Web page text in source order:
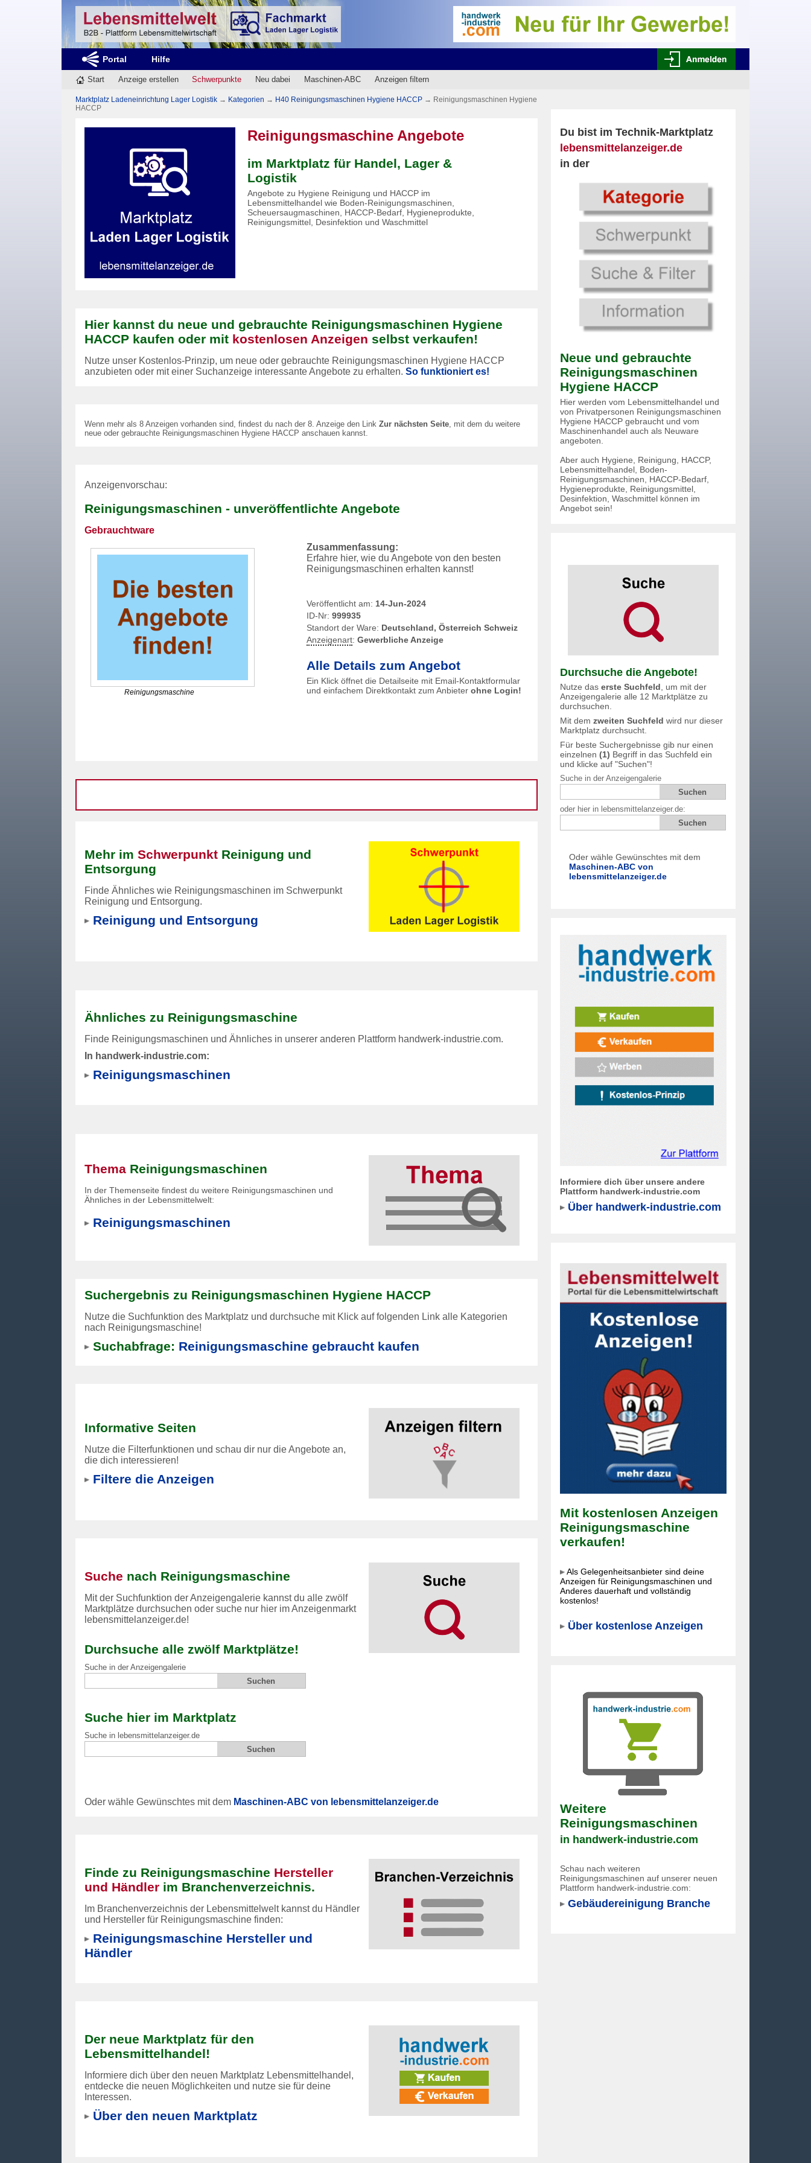
Portal Hilfe
Start Anzeige erstellen Schwerpunkte Neu dabei Maschinen-ABC Anzeigen filtern
Du bist im Technik-Marktplatz
lebensmittelanzeiger.de
in der
Neue und gebrauchte
Reinigungsmaschinen
Hygiene HACCP
Hier werden vom Lebensmittelhandel und
von Privatpersonen Reinigungsmaschinen
Hygiene HACCP gebraucht und vom
Maschinenhandel auch als Neuware
angeboten.
Aber auch Hygiene, Reinigung, HACCP,
Lebensmittelhandel, Boden-
Reinigungsmaschinen, HACCP-Bedarf,
Hygieneprodukte, Reinigungsmittel,
Desinfektion, Waschmittel können im
Angebot sein!
Durchsuche die Angebote!
Nutze das erste Suchfeld, um mit der
Anzeigengalerie alle 12 Marktplätze zu
durchsuchen.
Mit dem zweiten Suchfeld wird nur dieser
Marktplatz durchsucht.
Für beste Suchergebnisse gib nur einen
einzelnen (1) Begriff in das Suchfeld ein
und klicke auf "Suchen"!
Suche in der Anzeigengalerie
oder hier in lebensmittelanzeiger.de:
Oder wähle Gewünschtes mit dem
Maschinen-ABC von
lebensmittelanzeiger.de
Informiere dich über unsere andere
Plattform handwerk-industrie.com
Über handwerk-industrie.com
Mit kostenlosen Anzeigen
Reinigungsmaschine
verkaufen!
Als Gelegenheitsanbieter sind deine
Anzeigen für Reinigungsmaschinen und
Anderes dauerhaft und vollständig
kostenlos!
Über kostenlose Anzeigen
Weitere
Reinigungsmaschinen
in handwerk-industrie.com
Schau nach weiteren
Reinigungsmaschinen auf unserer neuen
Plattform handwerk-industrie.com:
Gebäudereinigung Branche
Marktplatz Ladeneinrichtung Lager Logistik → Kategorien → H40 Reinigungsmaschinen Hygiene HACCP → Reinigungsmaschinen Hygiene
HACCP
Reinigungsmaschine Angebote
im Marktplatz für Handel, Lager &
Logistik
Angebote zu Hygiene Reinigung und HACCP im
Lebensmittelhandel wie Boden-Reinigungsmaschinen,
Scheuersaugmaschinen, HACCP-Bedarf, Hygieneprodukte,
Reinigungsmittel, Desinfektion und Waschmittel
Hier kannst du neue und gebrauchte Reinigungsmaschinen Hygiene
HACCP kaufen oder mit kostenlosen Anzeigen selbst verkaufen!
Nutze unser Kostenlos-Prinzip, um neue oder gebrauchte Reinigungsmaschinen Hygiene HACCP
anzubieten oder mit einer Suchanzeige interessante Angebote zu erhalten. So funktioniert es!
Wenn mehr als 8 Anzeigen vorhanden sind, findest du nach der 8. Anzeige den Link Zur nächsten Seite, mit dem du weitere
neue oder gebrauchte Reinigungsmaschinen Hygiene HACCP anschauen kannst.
Anzeigenvorschau:
Reinigungsmaschinen - unveröffentlichte Angebote
Gebrauchtware
Reinigungsmaschine
Zusammenfassung:
Erfahre hier, wie du Angebote von den besten
Reinigungsmaschinen erhalten kannst!
Veröffentlicht am: 14-Jun-2024
ID-Nr: 999935
Standort der Ware: Deutschland, Österreich Schweiz
Anzeigenart: Gewerbliche Anzeige
Alle Details zum Angebot
Ein Klick öffnet die Detailseite mit Email-Kontaktformular
und einfachem Direktkontakt zum Anbieter ohne Login!
Mehr im SchwerpunktReinigung und
Entsorgung
Finde Ähnliches wie Reinigungsmaschinen im Schwerpunkt
Reinigung und Entsorgung.
Reinigung und Entsorgung
Ähnliches zu Reinigungsmaschine
Finde Reinigungsmaschinen und Ähnliches in unserer anderen Plattform handwerk-industrie.com.
In handwerk-industrie.com:
Reinigungsmaschinen
ThemaReinigungsmaschinen
In der Themenseite findest du weitere Reinigungsmaschinen und
Ähnliches in der Lebensmittelwelt:
Reinigungsmaschinen
Suchergebnis zu Reinigungsmaschinen Hygiene HACCP
Nutze die Suchfunktion des Marktplatz und durchsuche mit Klick auf folgenden Link alle Kategorien
nach Reinigungsmaschine!
Suchabfrage: Reinigungsmaschine gebraucht kaufen
Informative Seiten
Nutze die Filterfunktionen und schau dir nur die Angebote an,
die dich interessieren!
Filtere die Anzeigen
Suche nach Reinigungsmaschine
Mit der Suchfunktion der Anzeigengalerie kannst du alle zwölf
Marktplätze durchsuchen oder suche nur hier im Anzeigenmarkt
lebensmittelanzeiger.de!
Durchsuche alle zwölf Marktplätze!
Suche in der Anzeigengalerie
Suche hier im Marktplatz
Suche in lebensmittelanzeiger.de
Oder wähle Gewünschtes mit dem Maschinen-ABC von lebensmittelanzeiger.de
Finde zu Reinigungsmaschine Hersteller
und Händlerim Branchenverzeichnis.
Im Branchenverzeichnis der Lebensmittelwelt kannst du Händler
und Hersteller für Reinigungsmaschine finden:
Reinigungsmaschine Hersteller und
Händler
Der neue Marktplatz für den
Lebensmittelhandel!
Informiere dich über den neuen Marktplatz Lebensmittelhandel,
entdecke die neuen Möglichkeiten und nutze sie für deine
Interessen.
Über den neuen Marktplatz